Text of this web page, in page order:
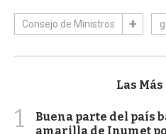
Consejo de Ministros
Las
1
Buena parte del país
amarilla de Inumet